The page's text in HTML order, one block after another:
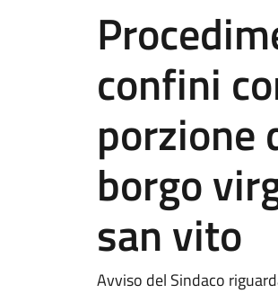
confini
porzione
borgo
san vito
Avviso del Sindaco